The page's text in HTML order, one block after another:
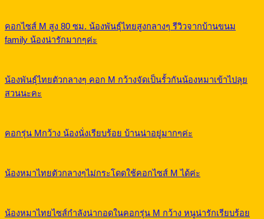
คอกไซส์ M สูง 80 ซม. น้องพันธุ์ไทยสูงกลางๆ รีวิวจากบ้านขนม
family น้องน่ารักมากๆค่ะ
น้องพันธุ์ไทยตัวกลางๆ คอก M กว้างจัดเป็นรั้วกันน้องหมาเข้าไปลุย
สวนนะคะ
คอกรุ่น Mกว้าง น้องนั่งเรียบร้อย บ้านน่าอยู่มากๆค่ะ
น้องหมาไทยตัวกลางๆไม่กระโดดใช้คอกไซส์ M ได้ค่ะ
น้องหมาไทยไซส์กำลังน่ากอดในคอกรุ่น M กว้าง หนูน่ารักเรียบร้อย